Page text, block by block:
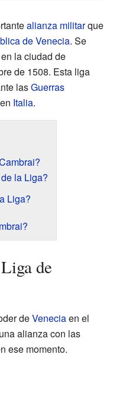
alianza militarque
de Venecia. Se
la ciudad de
de 1508. Esta liga
lasGuerras
Italia.
la Liga?
Liga?
de
deVeneciaen el
alianza con las
ese momento.